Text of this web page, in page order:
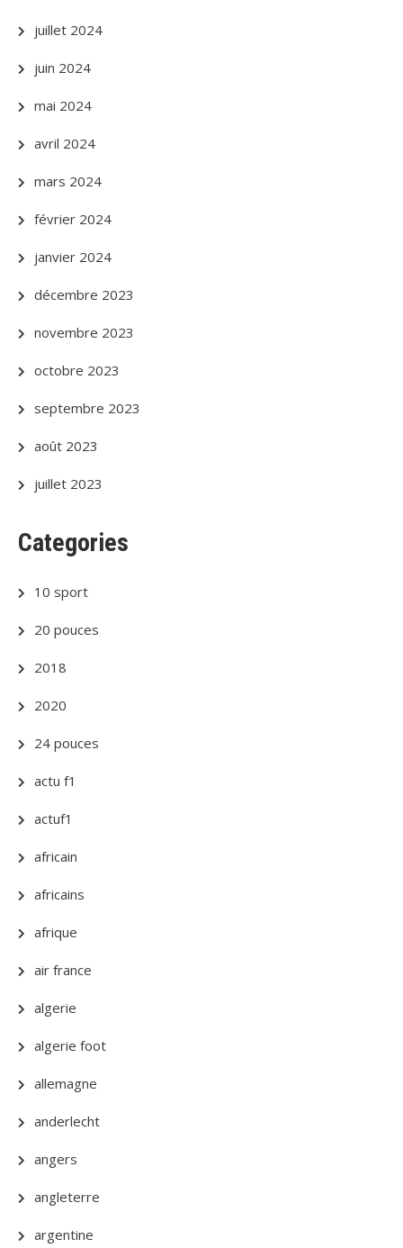
juillet 2024
juin 2024
mai 2024
avril 2024
mars 2024
février 2024
janvier 2024
décembre 2023
novembre 2023
octobre 2023
septembre 2023
août 2023
juillet 2023
Categories
10 sport
20 pouces
2018
2020
24 pouces
actu f1
actuf1
africain
africains
afrique
air france
algerie
algerie foot
allemagne
anderlecht
angers
angleterre
argentine